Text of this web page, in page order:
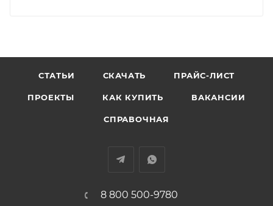
СТАТЬИ СКАЧАТЬ ПРАЙС-ЛИСТ
ПРОЕКТЫ КАК КУПИТЬ ВАКАНСИИ
СПРАВОЧНАЯ
8 800 500-9780